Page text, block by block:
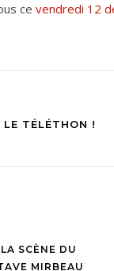
ce vendredi 12
LE TÉLÉTHON !
SCÈNE DU
MIRBEAU